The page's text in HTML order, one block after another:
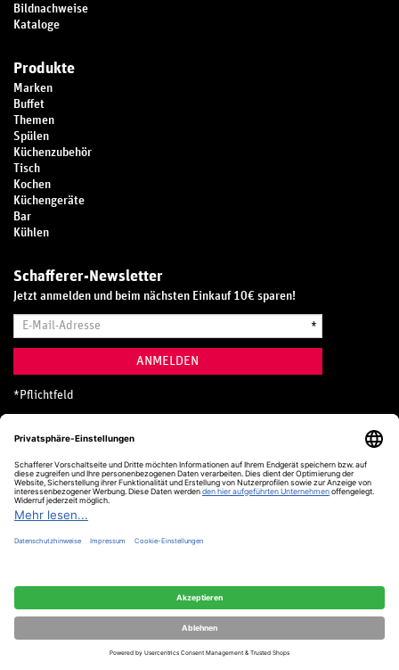
Bildnachweise
Kataloge
Produkte
Marken
Buffet
Themen
Spülen
Küchenzubehör
Tisch
Kochen
Küchengeräte
Bar
Kühlen
Schafferer-Newsletter
Jetzt anmelden und beim nächsten Einkauf 10€ sparen!
Mail-
*
ANMELDEN
* Pflichtfeld
Hotline
0800 20 70 300 (D)
Kostenlos aus dem deutschen Festnetz
24 Stunden / 365 Tage im Jahr
Alle Preise inkl. MwSt.
© Schafferer & Co. KG, 2025